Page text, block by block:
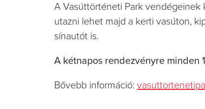
A Vasúttörténeti Park
utazni lehet majd a kerti vasúton,
sínautót is.
A kétnapos rendezvényre minden
Bővebb információ: